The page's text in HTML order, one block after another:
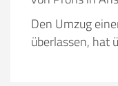
Den Umzug
überlassen, hat